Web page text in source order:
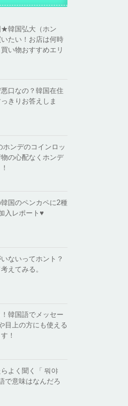
★韓国弘大（ホン
たい！お店は何時
い物おすすめエリ
口なの？韓国在住
きりお答えしま
ホンデのコインロッ
の心配なくホンデ
国のペンカペに2種
入レポート♥
ないってホント？
えてみる。
韓国語でメッセー
目上の方にも使える
！
よく聞く「 뭐야
で意味はなんだろ